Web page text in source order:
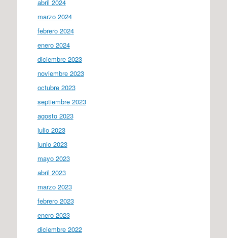
abril 2024
marzo 2024
febrero 2024
enero 2024
diciembre 2023
noviembre 2023
octubre 2023
septiembre 2023
agosto 2023
julio 2023
junio 2023
mayo 2023
abril 2023
marzo 2023
febrero 2023
enero 2023
diciembre 2022